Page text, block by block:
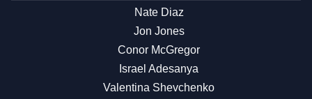
Nate Diaz
Jon Jones
Conor McGregor
Israel Adesanya
Valentina Shevchenko